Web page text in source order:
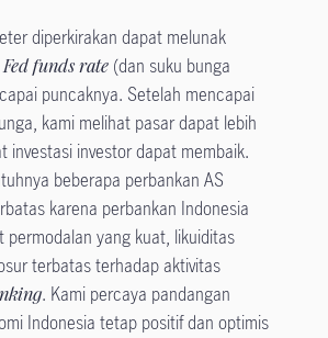
diperkirakan dapat melunak
Fed funds rate(dan suku bunga
puncaknya. Setelah mencapai
kami melihat pasar dapat lebih
investasi investor dapat membaik.
beberapa perbankan AS
karena perbankan Indonesia
permodalan yang kuat, likuiditas
terbatas terhadap aktivitas
. Kami percaya pandangan
Indonesia tetap positif dan optimis